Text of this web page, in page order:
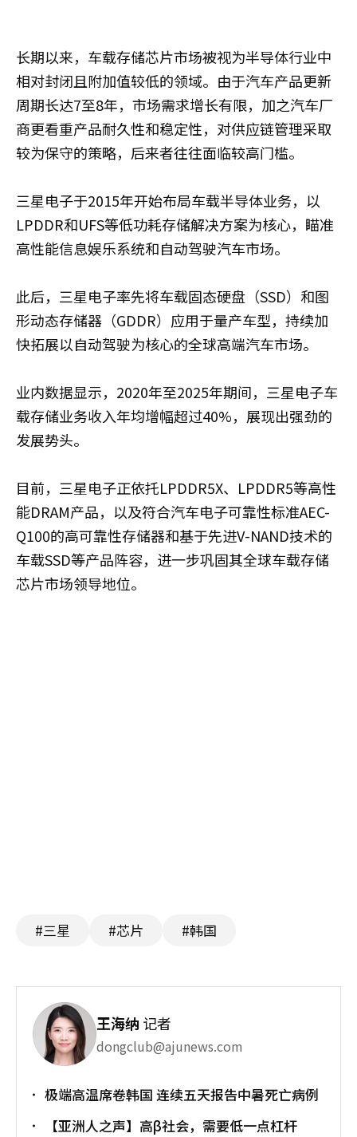
长期以来，车载存储芯片市场被视为半导体行业中
相对封闭且附加值较低的领域。由于汽车产品更新
周期长达7至8年，市场需求增长有限，加之汽车厂
商更看重产品耐久性和稳定性，对供应链管理采取
较为保守的策略，后来者往往面临较高门槛。
三星电子于2015年开始布局车载半导体业务，以
LPDDR和UFS等低功耗存储解决方案为核心，瞄准
高性能信息娱乐系统和自动驾驶汽车市场。
此后，三星电子率先将车载固态硬盘（SSD）和图
形动态存储器（GDDR）应用于量产车型，持续加
快拓展以自动驾驶为核心的全球高端汽车市场。
业内数据显示，2020年至2025年期间，三星电子车
载存储业务收入年均增幅超过40%，展现出强劲的
发展势头。
目前，三星电子正依托LPDDR5X、LPDDR5等高性
能DRAM产品，以及符合汽车电子可靠性标准AEC-
Q100的高可靠性存储器和基于先进V-NAND技术的
车载SSD等产品阵容，进一步巩固其全球车载存储
芯片市场领导地位。
#三星 #芯片 #韩国
王海纳 记者
dongclub@ajunews.com
极端高温席卷韩国 连续五天报告中暑死亡病例
【亚洲人之声】高β社会，需要低一点杠杆